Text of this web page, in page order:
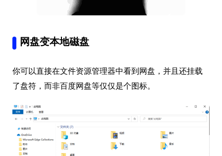
网盘变本地磁盘
你可以直接在文件资源管理器中看到网盘，并且还挂载
了盘符，而非百度网盘等仅仅是个图标。